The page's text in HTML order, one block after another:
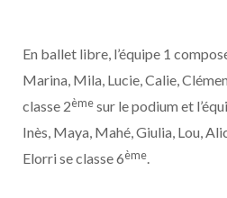
En ballet libre, l’équipe 1
Marina, Mila, Lucie, Calie,
classe 2èmesur le podium et
Inès, Maya, Mahé, Giulia, Lou,
Elorri se classe 6ème.